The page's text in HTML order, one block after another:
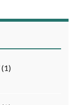
(1)